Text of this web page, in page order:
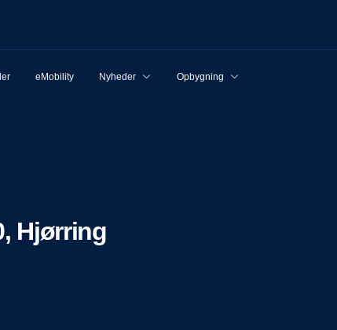
eMobility Nyheder Opbygning
Hjørring